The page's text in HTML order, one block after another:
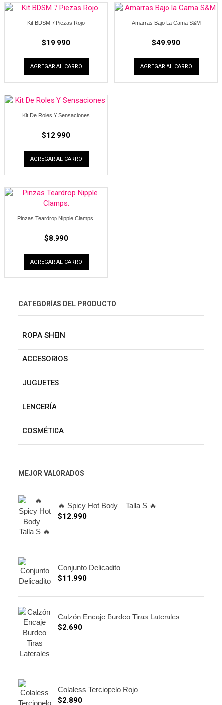
Kit BDSM 7 Piezas Rojo
$19.990
AGREGAR AL CARRO
Amarras Bajo La Cama S&M
$49.990
AGREGAR AL CARRO
Kit De Roles Y Sensaciones
$12.990
AGREGAR AL CARRO
Pinzas Teardrop Nipple Clamps.
$8.990
AGREGAR AL CARRO
CATEGORÍAS DEL PRODUCTO
ROPA SHEIN
ACCESORIOS
JUGUETES
LENCERÍA
COSMÉTICA
MEJOR VALORADOS
🔥 Spicy Hot Body – Talla S 🔥
$12.990
Conjunto Delicadito
$11.990
Calzón Encaje Burdeo Tiras Laterales
$2.690
Colaless Terciopelo Rojo
$2.890